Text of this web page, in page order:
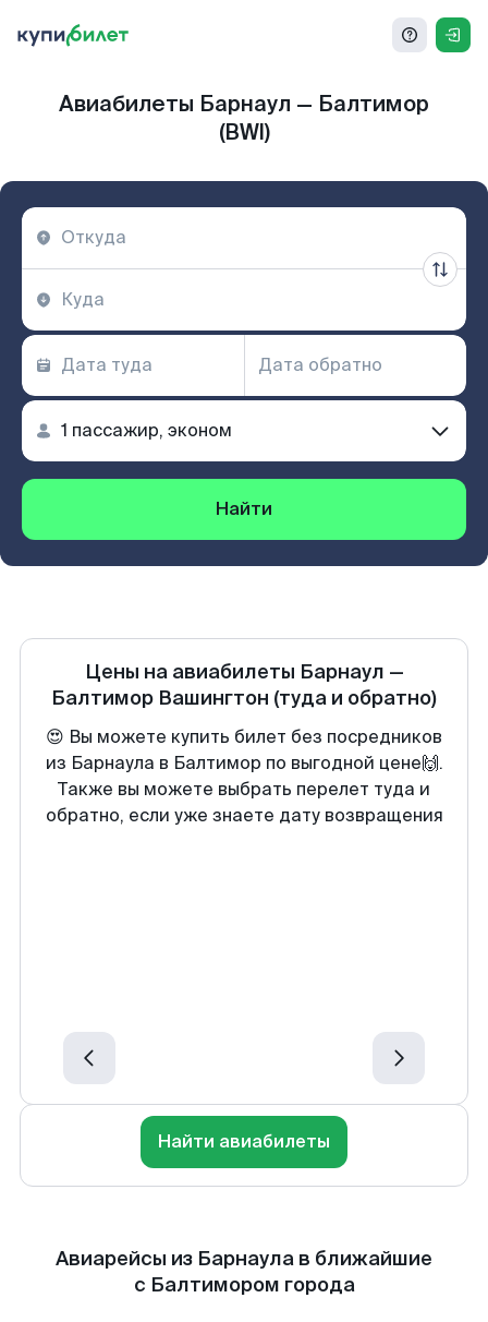
Авиабилеты Барнаул — Балтимор
(BWI)
Найти
Цены на авиабилеты Барнаул —
Балтимор Вашингтон (туда и обратно)
😍 Вы можете купить билет без посредников
из Барнаула в Балтимор по выгодной цене🙌.
Также вы можете выбрать перелет туда и
обратно, если уже знаете дату возвращения
Найти авиабилеты
Авиарейсы из Барнаула в ближайшие
с Балтимором города